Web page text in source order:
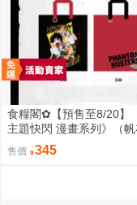
食糧閣✿【預售至8/20】
主題快閃 漫畫系列》（帆
惡靈剋星／幻影敢死隊／
閃／宍喰野虎落／是岸遊
售價 345